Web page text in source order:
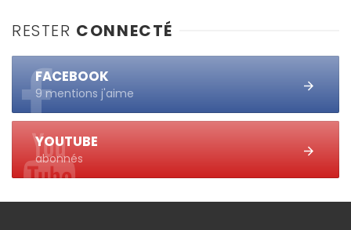
RESTER CONNECTÉ
FACEBOOK
9 mentions j'aime
YOUTUBE
abonnés